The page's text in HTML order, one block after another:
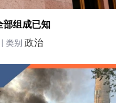
部组成已知
类别 政治